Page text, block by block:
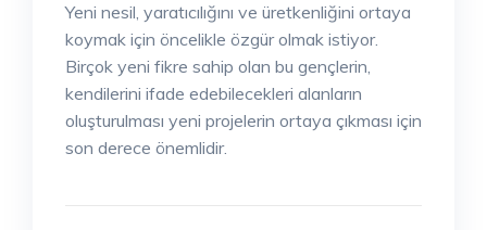
Yeni nesil, yaratıcılığını ve üretkenliğini ortaya
koymak için öncelikle özgür olmak istiyor.
Birçok yeni fikre sahip olan bu gençlerin,
kendilerini ifade edebilecekleri alanların
oluşturulması yeni projelerin ortaya çıkması için
son derece önemlidir.